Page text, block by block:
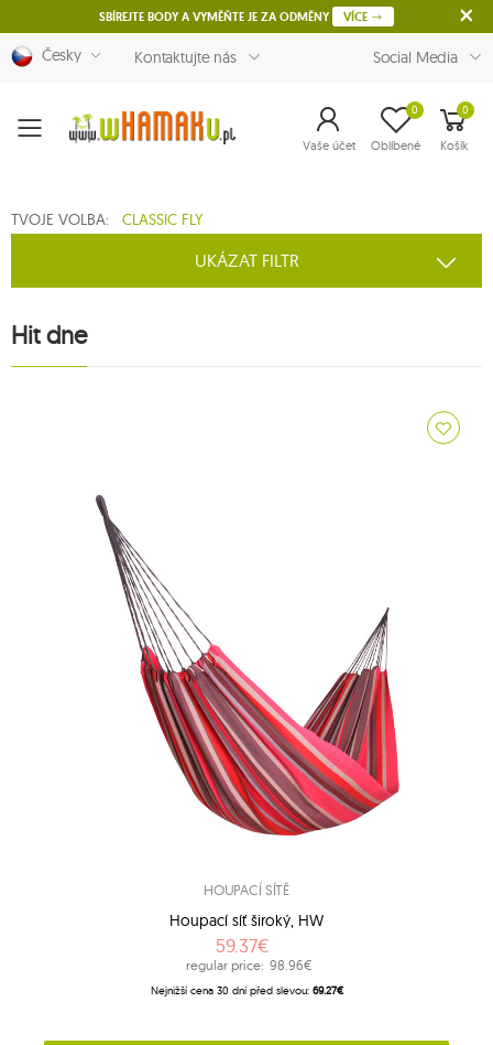
SBÍREJTE BODY A VYMĚŇTE JE ZA ODMĚNY VÍCE
Česky Kontaktujte nás Social Media
Menu Vaše účet Oblíbené
0 0
Košík
TVOJE VOLBA: CLASSIC FLY
UKÁZAT FILTR
Hit dne
HOUPACÍ SÍTĚ
Houpací síť široký, HW
59.37€
regular price: 98.96€
Nejnižší cena 30 dní před slevou: 69.27€